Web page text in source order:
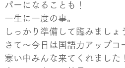
パーになることも！
一生に一度の事。
しっかり準備して臨みましょ
さて～今日は国語力アップコ
寒い中みんな来てくれました！